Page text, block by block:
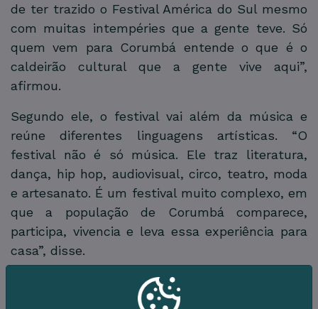
de ter trazido o Festival América do Sul mesmo
com muitas intempéries que a gente teve. Só
quem vem para Corumbá entende o que é o
caldeirão cultural que a gente vive aqui”,
afirmou.
Segundo ele, o festival vai além da música e
reúne diferentes linguagens artísticas. “O
festival não é só música. Ele traz literatura,
dança, hip hop, audiovisual, circo, teatro, moda
e artesanato. É um festival muito complexo, em
que a população de Corumbá comparece,
participa, vivencia e leva essa experiência para
casa”, disse.
Edu Mendes também ressaltou que ajustes
precisaram ser feitos na edição deste ano, sem